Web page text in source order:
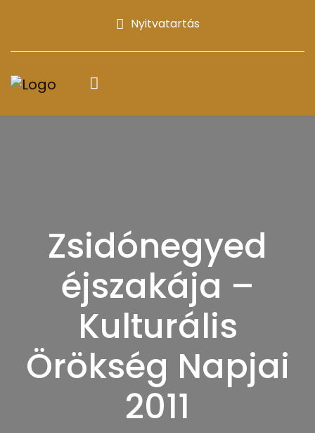
Nyitvatartás
Zsidónegyed
éjszakája –
Kulturális
Örökség Napjai
2011